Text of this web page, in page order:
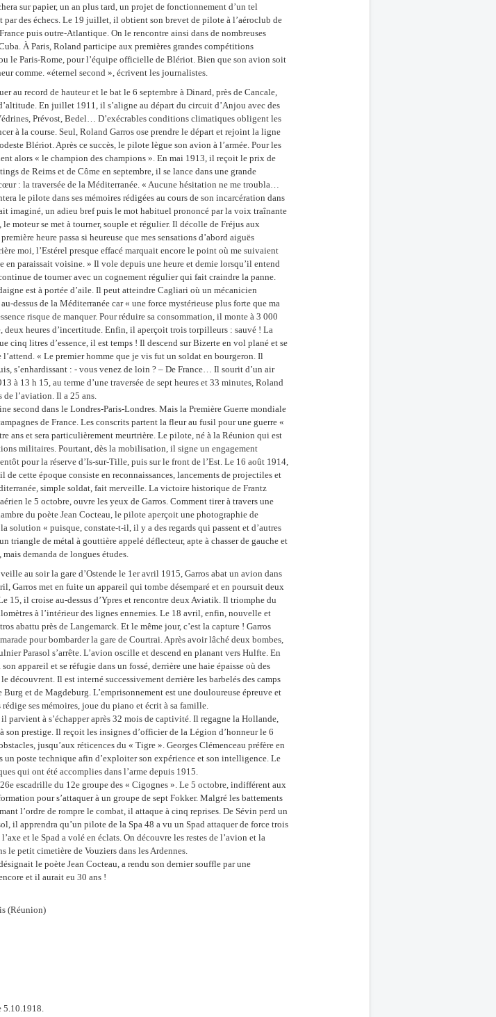
sur papier, un an plus tard, un projet de fonctionnement d’un tel
par des échecs. Le 19 juillet, il obtient son brevet de pilote à l’aéroclub de
puis outre-Atlantique. On le rencontre ainsi dans de nombreuses
À Paris, Roland participe aux premières grandes compétitions
le Paris-Rome, pour l’équipe officielle de Blériot. Bien que son avion soit
comme. «éternel second », écrivent les journalistes.
au record de hauteur et le bat le 6 septembre à Dinard, près de Cancale,
En juillet 1911, il s’aligne au départ du circuit d’Anjou avec des
Prévost, Bedel… D’exécrables conditions climatiques obligent les
à la course. Seul, Roland Garros ose prendre le départ et rejoint la ligne
Blériot. Après ce succès, le pilote lègue son avion à l’armée. Pour les
alors « le champion des champions ». En mai 1913, il reçoit le prix de
de Reims et de Côme en septembre, il se lance dans une grande
: la traversée de la Méditerranée. « Aucune hésitation ne me troubla…
le pilote dans ses mémoires rédigées au cours de son incarcération dans
imaginé, un adieu bref puis le mot habituel prononcé par la voix traînante
moteur se met à tourner, souple et régulier. Il décolle de Fréjus aux
heure passa si heureuse que mes sensations d’abord aiguës
moi, l’Estérel presque effacé marquait encore le point où me suivaient
en paraissait voisine. » Il vole depuis une heure et demie lorsqu’il entend
de tourner avec un cognement régulier qui fait craindre la panne.
est à portée d’aile. Il peut atteindre Cagliari où un mécanicien
dessus de la Méditerranée car « une force mystérieuse plus forte que ma
risque de manquer. Pour réduire sa consommation, il monte à 3 000
deux heures d’incertitude. Enfin, il aperçoit trois torpilleurs : sauvé ! La
cinq litres d’essence, il est temps ! Il descend sur Bizerte en vol plané et se
« Le premier homme que je vis fut un soldat en bourgeron. Il
s’enhardissant : - vous venez de loin ? – De France… Il sourit d’un air
à 13 h 15, au terme d’une traversée de sept heures et 33 minutes, Roland
l’aviation. Il a 25 ans.
second dans le Londres-Paris-Londres. Mais la Première Guerre mondiale
de France. Les conscrits partent la fleur au fusil pour une guerre «
ans et sera particulièrement meurtrière. Le pilote, né à la Réunion qui est
militaires. Pourtant, dès la mobilisation, il signe un engagement
pour la réserve d’Is-sur-Tille, puis sur le front de l’Est. Le 16 août 1914,
cette époque consiste en reconnaissances, lancements de projectiles et
simple soldat, fait merveille. La victoire historique de Frantz
le 5 octobre, ouvre les yeux de Garros. Comment tirer à travers une
du poète Jean Cocteau, le pilote aperçoit une photographie de
solution « puisque, constate-t-il, il y a des regards qui passent et d’autres
triangle de métal à gouttière appelé déflecteur, apte à chasser de gauche et
demanda de longues études.
au soir la gare d’Ostende le 1er avril 1915, Garros abat un avion dans
Garros met en fuite un appareil qui tombe désemparé et en poursuit deux
15, il croise au-dessus d’Ypres et rencontre deux Aviatik. Il triomphe du
à l’intérieur des lignes ennemies. Le 18 avril, enfin, nouvelle et
abattu près de Langemarck. Et le même jour, c’est la capture ! Garros
pour bombarder la gare de Courtrai. Après avoir lâché deux bombes,
Parasol s’arrête. L’avion oscille et descend en planant vers Hulfte. En
appareil et se réfugie dans un fossé, derrière une haie épaisse où des
découvrent. Il est interné successivement derrière les barbelés des camps
et de Magdeburg. L’emprisonnement est une douloureuse épreuve et
ses mémoires, joue du piano et écrit à sa famille.
à s’échapper après 32 mois de captivité. Il regagne la Hollande,
son prestige. Il reçoit les insignes d’officier de la Légion d’honneur le 6
jusqu’aux réticences du « Tigre ». Georges Clémenceau préfère en
un poste technique afin d’exploiter son expérience et son intelligence. Le
qui ont été accomplies dans l’arme depuis 1915.
escadrille du 12e groupe des « Cigognes ». Le 5 octobre, indifférent aux
pour s’attaquer à un groupe de sept Fokker. Malgré les battements
l’ordre de rompre le combat, il attaque à cinq reprises. De Sévin perd un
il apprendra qu’un pilote de la Spa 48 a vu un Spad attaquer de force trois
et le Spad a volé en éclats. On découvre les restes de l’avion et la
le petit cimetière de Vouziers dans les Ardennes.
le poète Jean Cocteau, a rendu son dernier souffle par une
et il aurait eu 30 ans !
(Réunion)
5.10.1918.